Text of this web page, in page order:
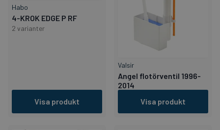
Habo
4-KROK EDGE P RF
2 varianter
Visa produkt
Valsir
Angel flotörventil 1996-
2014
Visa produkt